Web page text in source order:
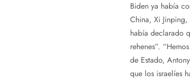
Biden ya había
China, Xi
había declarado
rehenes”.
de Estado,
que los israelíes